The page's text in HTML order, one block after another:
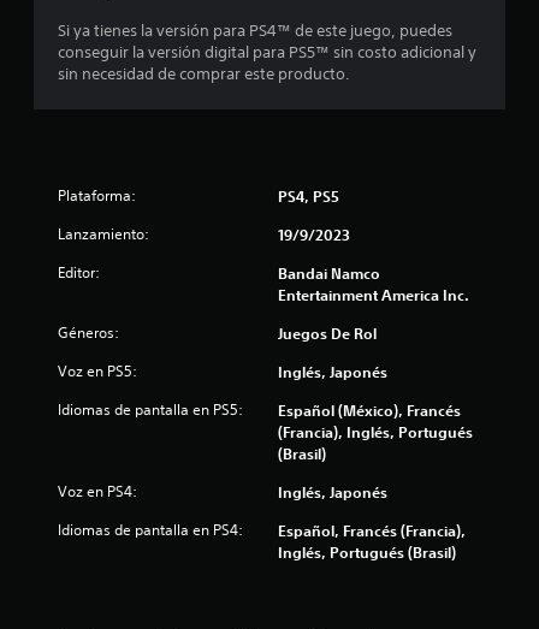
n
r
l
s
e
Si ya tienes la versión para PS4™ de este juego, puedes
conseguir la versión digital para PS5™ sin costo adicional y
sin necesidad de comprar este producto.
Plataforma: PS4, PS5
Lanzamiento: 19/9/2023
Editor:
Bandai Namco
Entertainment America Inc.
Géneros: Juegos De Rol
Voz en PS5: Inglés, Japonés
Idiomas de pantalla en PS5:
Español (México), Francés
(Francia), Inglés, Portugués
(Brasil)
Voz en PS4: Inglés, Japonés
Idiomas de pantalla en PS4:
Español, Francés (Francia),
Inglés, Portugués (Brasil)